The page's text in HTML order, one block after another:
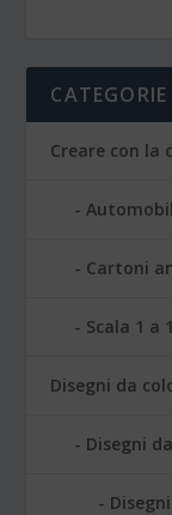
CATEGORIE
Creare con la
Cartoni
Scala 1 a 1
Disegni da
Disegni